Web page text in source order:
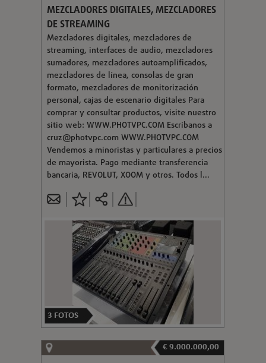
MEZCLADORES DIGITALES, MEZCLADORES
DE STREAMING
Mezcladores digitales, mezcladores de
streaming, interfaces de audio, mezcladores
sumadores, mezcladores autoamplificados,
mezcladores de línea, consolas de gran
formato, mezcladores de monitorización
personal, cajas de escenario digitales Para
comprar y consultar productos, visite nuestro
sitio web: WWW.PHOTVPC.COM Escríbanos a
cruz@photvpc.com WWW.PHOTVPC.COM
Vendemos a minoristas y particulares a precios
de mayorista. Pago mediante transferencia
bancaria, REVOLUT, XOOM y otros. Todos l...
3 FOTOS
€ 9.000.000,00